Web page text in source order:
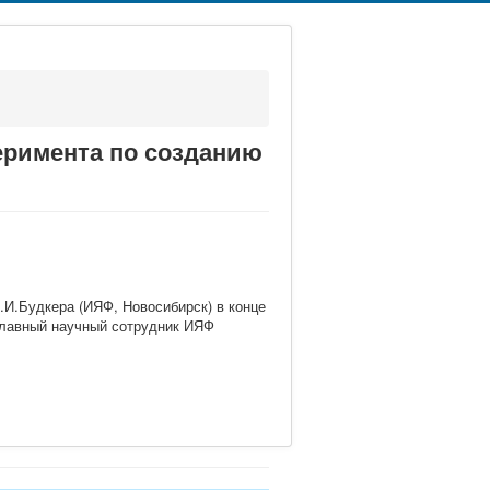
по созданию
(ИЯФ, Новосибирск) в конце
научный сотрудник ИЯФ